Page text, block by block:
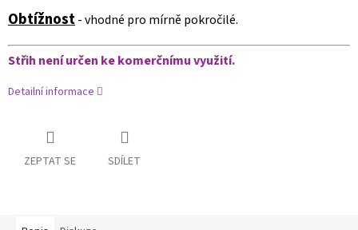
Obtížnost- vhodné pro mírně pokročilé.
Střih není určen ke komerčnímu využití.
Detailní informace
ZEPTAT SE SDÍLET